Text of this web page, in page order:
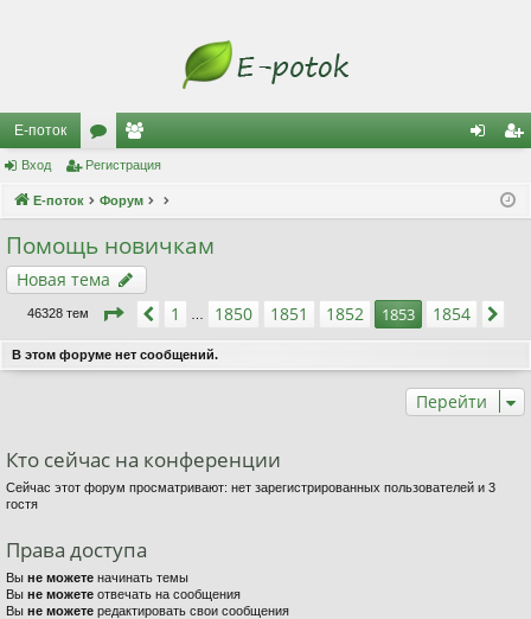
Е-поток
ор
ум
ол
ьз
ат
и
ис
Вход Регистрация
Е-поток Форум
Помощь новичкам
Новая тема
46328 тем Страница 1853из1854
Пред.
1 1850 1851 1852 1853 1854
В этом форуме нет сообщений.
Перейти
Кто сейчас на конференции
Сейчас этот форум просматривают: нет зарегистрированных пользователей и 3
гостя
Права доступа
Вы не можете начинать темы
Вы не можете отвечать на сообщения
Вы не можете редактировать свои сообщения